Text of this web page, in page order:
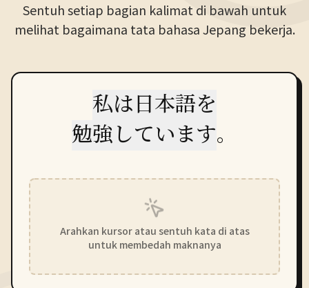
Sentuh setiap bagian kalimat di bawah untuk
melihat bagaimana tata bahasa Jepang bekerja.
私は日本語を
勉強しています。
Arahkan kursor atau sentuh kata di atas
untuk membedah maknanya